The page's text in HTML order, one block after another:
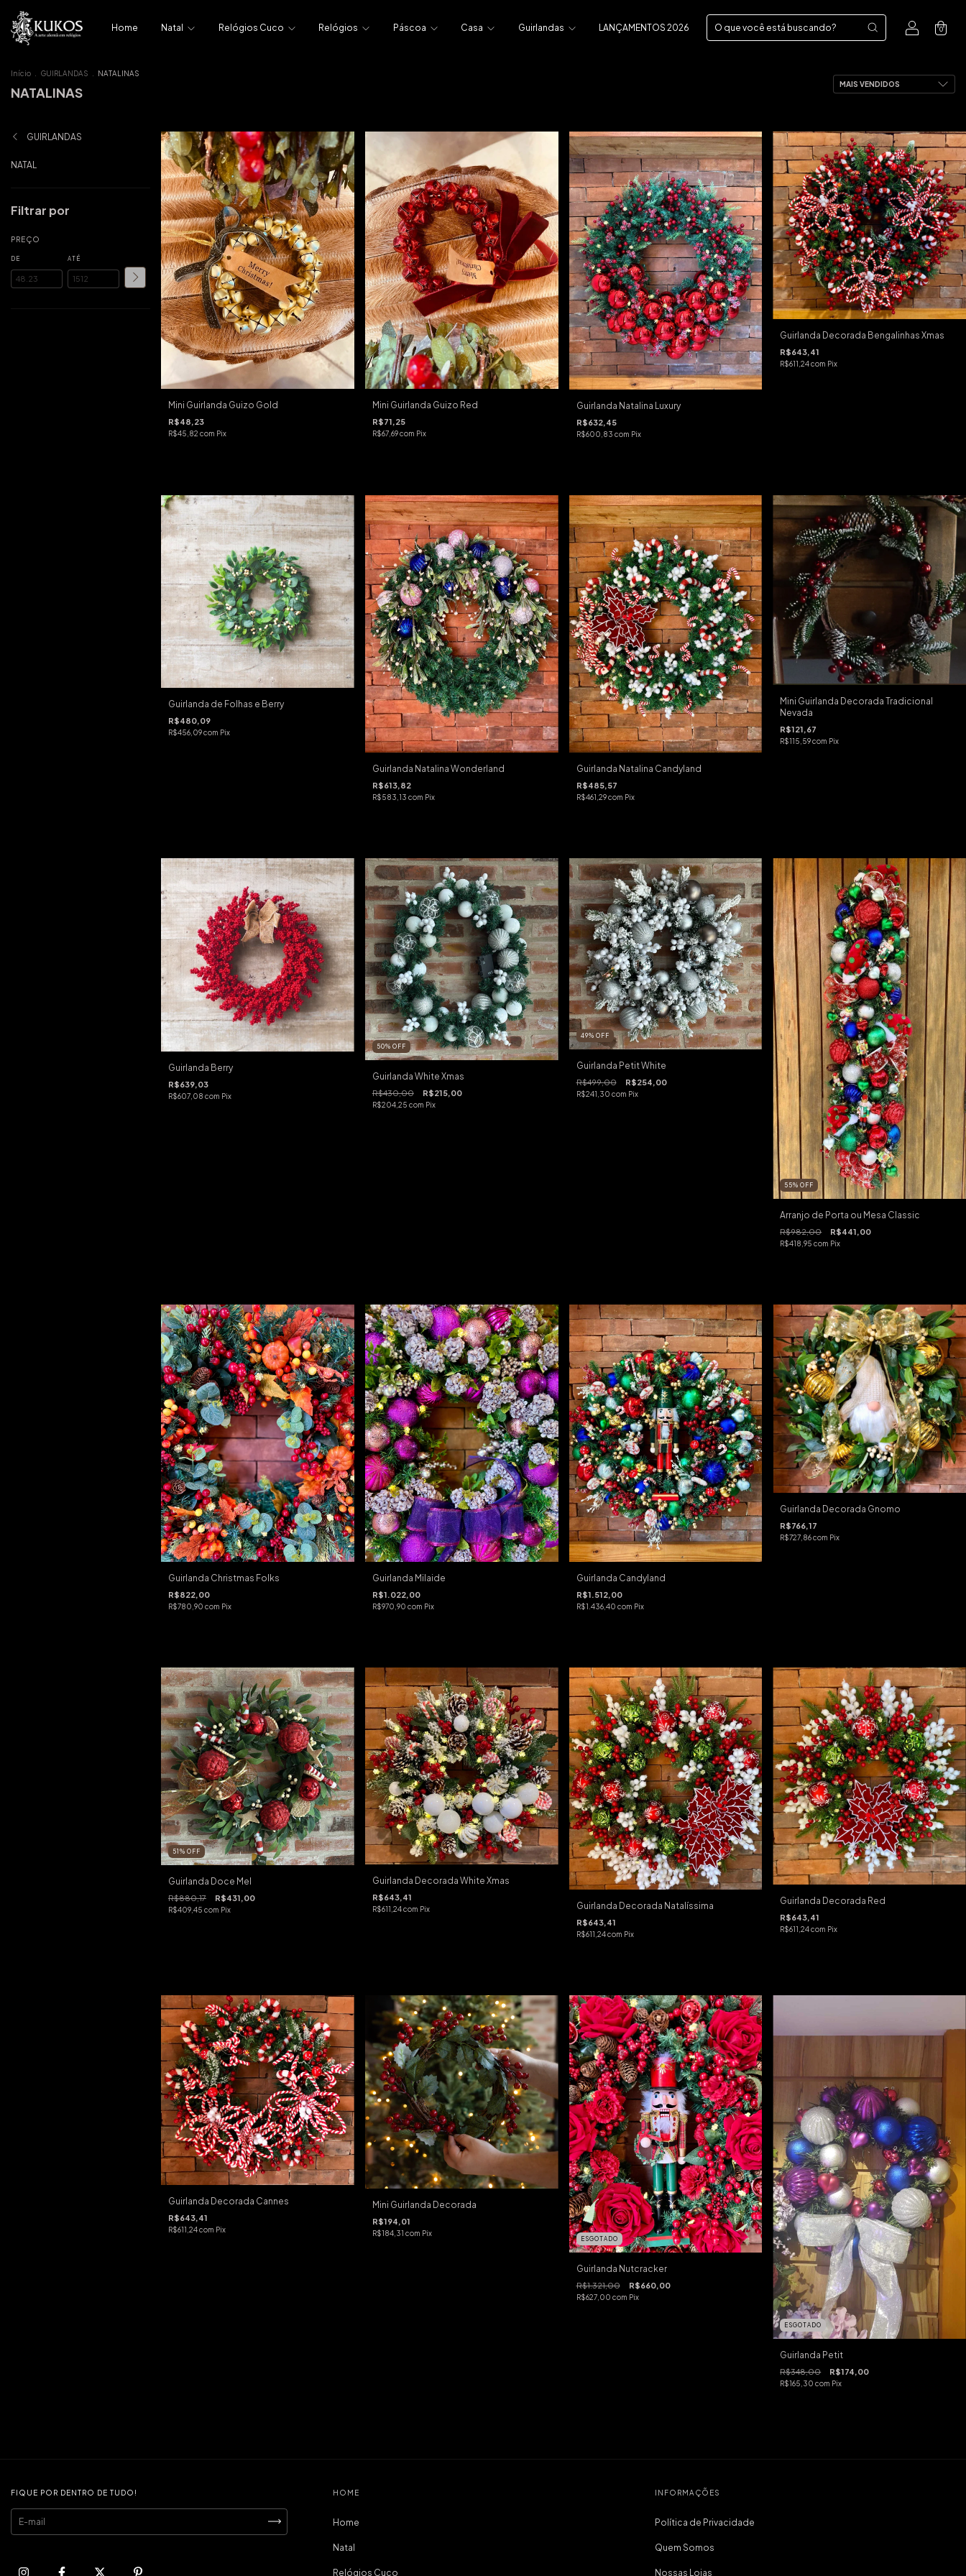
Home Natal Relógios Cuco Relógios Páscoa Casa Guirlandas LANÇAMENTOS 2026 0
Início GUIRLANDAS NATALINAS
NATALINAS
GUIRLANDAS
NATAL
Filtrar por
PREÇO
DE ATÉ
Mini Guirlanda Guizo Gold
R$48,23
R$45,82 com Pix
Mini Guirlanda Guizo Red
R$71,25
R$67,69com Pix
Guirlanda Natalina Luxury
R$632,45
R$600,83 com Pix
Guirlanda Decorada Bengalinhas Xmas
R$643,41
R$611,24com Pix
Guirlanda de Folhas e Berry
R$480,09
R$456,09com Pix
Guirlanda Natalina Wonderland
R$613,82
R$583,13 com Pix
Guirlanda Natalina Candyland
R$485,57
R$461,29com Pix
Mini Guirlanda Decorada Tradicional
Nevada
R$121,67
R$115,59com Pix
Guirlanda Berry
R$639,03
R$607,08 com Pix
50% OFF
Guirlanda White Xmas
R$430,00 R$215,00
R$204,25 com Pix
49% OFF
Guirlanda Petit White
R$499,00 R$254,00
R$241,30 com Pix
55%OFF
Arranjo de Porta ou Mesa Classic
R$982,00 R$441,00
R$418,95com Pix
Guirlanda Christmas Folks
R$822,00
R$780,90 com Pix
Guirlanda Milaide
R$1.022,00
R$970,90 com Pix
Guirlanda Candyland
R$1.512,00
R$1.436,40 com Pix
Guirlanda Decorada Gnomo
R$766,17
R$727,86com Pix
51 % OFF
Guirlanda Doce Mel
R$880,17 R$431,00
R$409,45 com Pix
Guirlanda Decorada White Xmas
R$643,41
R$611,24com Pix Guirlanda Decorada Natalíssima
R$643,41
R$611,24com Pix
Guirlanda Decorada Red
R$643,41
R$611,24com Pix
Guirlanda Decorada Cannes
R$643,41
R$611,24com Pix
Mini Guirlanda Decorada
R$194,01
R$184,31 com Pix
ESGOTADO
Guirlanda Nutcracker
R$1.321,00 R$660,00
R$627,00 com Pix
ESGOTADO
Guirlanda Petit
R$348,00 R$174,00
R$165,30com Pix
FIQUE POR DENTRO DE TUDO! HOME
Home
Natal
Relógios Cuco
INFORMAÇÕES
Política de Privacidade
Quem Somos
Nossas Lojas